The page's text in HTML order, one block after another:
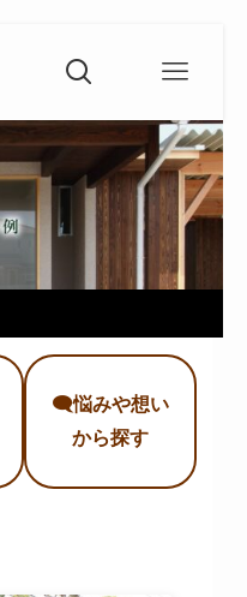
🗨️悩みや想い
から探す